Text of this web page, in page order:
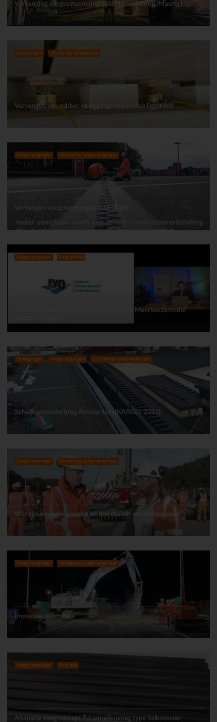
Vervanging voegsysteem met tijdelijke werkbrug (Maurer)
Opleggingen Uitvoering opleggingen
Vervangen van rubber opleggingen bij prefab liggerdek
Voegovergangen Uitvoering voegovergangen
Vervangen voegovergangen A12 (1.2b)
Voegovergangen Engineering
Webinar: Rekentool Voegbewegingen en Meerkeuzemodel
Opleggingen Voegovergangen Uitvoering voegovergangen
Schellingwouderbrug Amsterdam (KARGO, 2012)
Voegovergangen Uitvoering voegovergangen
Wat zijn voegovergangen en hoe maken we ze duurzaam?
Voegovergangen Uitvoering voegovergangen
Impressie sloopwerk
Voegovergangen Animatie
Animatie voegconcept 7.1 lamellenvoeg type balkrooster